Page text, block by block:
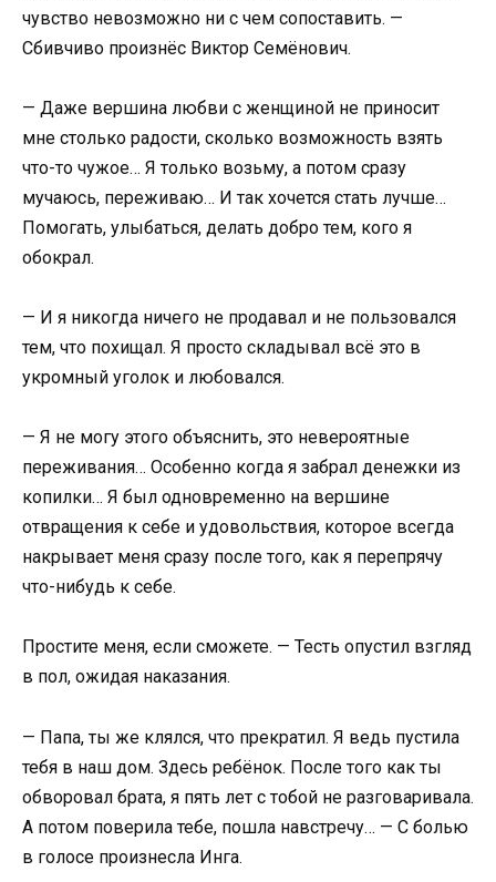
чувство невозможно ни с чем сопоставить. —
Сбивчиво произнёс Виктор Семёнович.
— Даже вершина любви с женщиной не приносит
мне столько радости, сколько возможность взять
что-то чужое… Я только возьму, а потом сразу
мучаюсь, переживаю… И так хочется стать лучше…
Помогать, улыбаться, делать добро тем, кого я
обокрал.
— И я никогда ничего не продавал и не пользовался
тем, что похищал. Я просто складывал всё это в
укромный уголок и любовался.
— Я не могу этого объяснить, это невероятные
переживания… Особенно когда я забрал денежки из
копилки… Я был одновременно на вершине
отвращения к себе и удовольствия, которое всегда
накрывает меня сразу после того, как я перепрячу
что-нибудь к себе.
Простите меня, если сможете. — Тесть опустил взгляд
в пол, ожидая наказания.
— Папа, ты же клялся, что прекратил. Я ведь пустила
тебя в наш дом. Здесь ребёнок. После того как ты
обворовал брата, я пять лет с тобой не разговаривала.
А потом поверила тебе, пошла навстречу… — С болью
в голосе произнесла Инга.